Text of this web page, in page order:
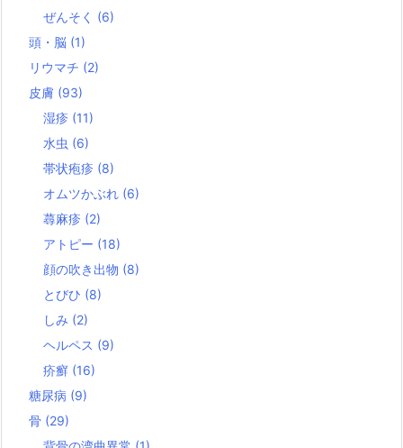
ぜんそく (6)
頭・脳 (1)
リウマチ (2)
皮膚 (93)
湿疹 (11)
水虫 (6)
帯状疱疹 (8)
オムツかぶれ (6)
蕁麻疹 (2)
アトピー (18)
顔の吹き出物 (8)
とびひ (8)
しみ (2)
ヘルペス (9)
疥癬 (16)
糖尿病 (9)
骨 (29)